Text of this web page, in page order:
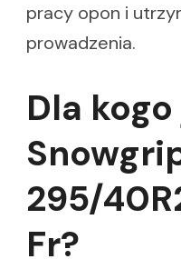
pracy opon i
prowadzenia.
Dla
295/
Fr?